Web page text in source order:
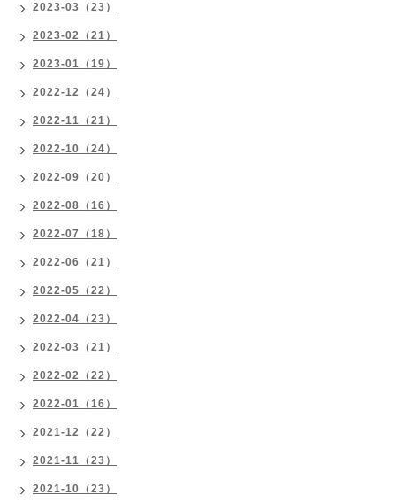
2023-03（23）
2023-02（21）
2023-01（19）
2022-12（24）
2022-11（21）
2022-10（24）
2022-09（20）
2022-08（16）
2022-07（18）
2022-06（21）
2022-05（22）
2022-04（23）
2022-03（21）
2022-02（22）
2022-01（16）
2021-12（22）
2021-11（23）
2021-10（23）